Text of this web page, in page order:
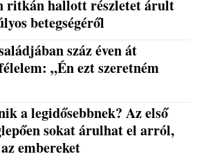
ritkán hallott részletet árult
betegségéről
száz éven át
„Én ezt szeretném
a legidősebbnek? Az első
sokat árulhat el arról,
embereket